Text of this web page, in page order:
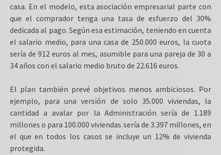
casa. En el modelo, esta asociación empresarial parte con
que el comprador tenga una tasa de esfuerzo del 30%
dedicada al pago. Según esa estimación, teniendo en cuenta
el salario medio, para una casa de 250.000 euros, la cuota
sería de 912 euros al mes, asumible para una pareja de 30 a
34 años con el salario medio bruto de 22.616 euros.
El plan también prevé objetivos menos ambiciosos. Por
ejemplo, para una versión de solo 35.000 viviendas, la
cantidad a avalar por la Administración sería de 1.189
millones o para 100.000 viviendas sería de 3.397 millones, en
el que en todos los casos se incluye un 12% de vivienda
protegida.